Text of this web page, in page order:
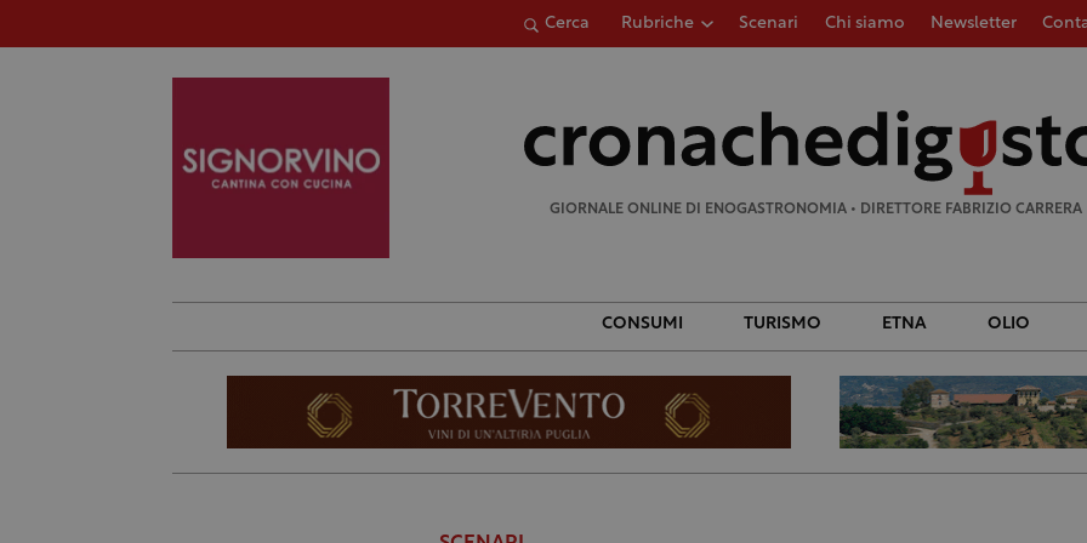
Cerca Rubriche Scenari Chi siamo Newsletter
GIORNALE ONLINE DI ENOGASTRONOMIA • DIRETTORE FABRIZIO CARRERA
CONSUMI TURISMO ETNA OLIO